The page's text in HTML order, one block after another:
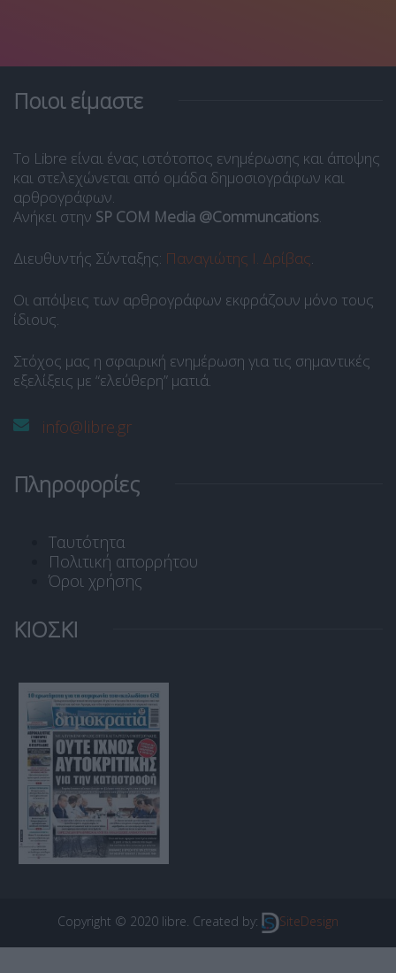
Ποιοι είμαστε
Το Libre είναι ένας ιστότοπος ενημέρωσης και άποψης
και στελεχώνεται από ομάδα δημοσιογράφων και
αρθρογράφων.
Ανήκει στην SP COM Media @Communcations.
Διευθυντής Σύνταξης: Παναγιώτης Ι. Δρίβας.
Οι απόψεις των αρθρογράφων εκφράζουν μόνο τους
ίδιους.
Στόχος μας η σφαιρική ενημέρωση για τις σημαντικές
εξελίξεις με “ελεύθερη” ματιά.
info@libre.gr
Πληροφορίες
Ταυτότητα
Πολιτική απορρήτου
Όροι χρήσης
ΚΙΟΣΚΙ
Copyright © 2020 libre. Created by: SiteDesign